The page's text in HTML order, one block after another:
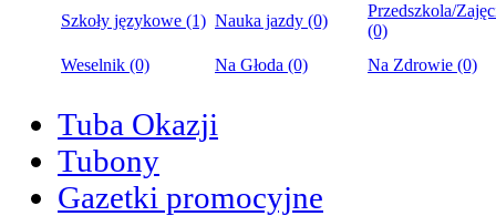
Szkoły językowe (1) Nauka jazdy (0)
Przedszkola/
(0)
Weselnik (0)
Na Głoda (0) Na Zdrowie (0)
Tuba Okazji
Tubony
Gazetki promocyjne